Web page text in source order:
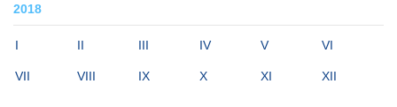
2018
I II III IV V VI
VII VIII IX X XI XII